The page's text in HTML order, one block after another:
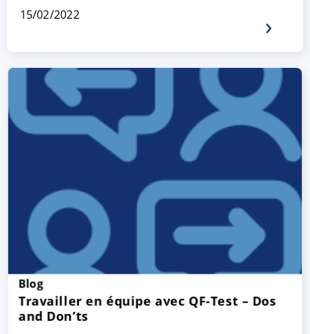
15/02/2022
Blog
Travailler en équipe avec QF-Test – Dos
and Don’ts